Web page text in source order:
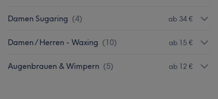
Damen Sugaring (4) ab 34 €
Damen / Herren - Waxing (10) ab 15 €
Augenbrauen & Wimpern (5) ab 12 €